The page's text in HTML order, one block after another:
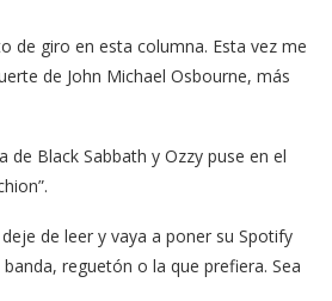
de giro en esta columna. Esta vez me
de John Michael Osbourne, más
de Black Sabbath y Ozzy puse en el
de leer y vaya a poner su Spotify
reguetón o la que prefiera. Sea